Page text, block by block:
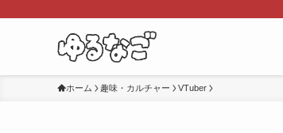
ホーム 趣味・カルチャー VTuber